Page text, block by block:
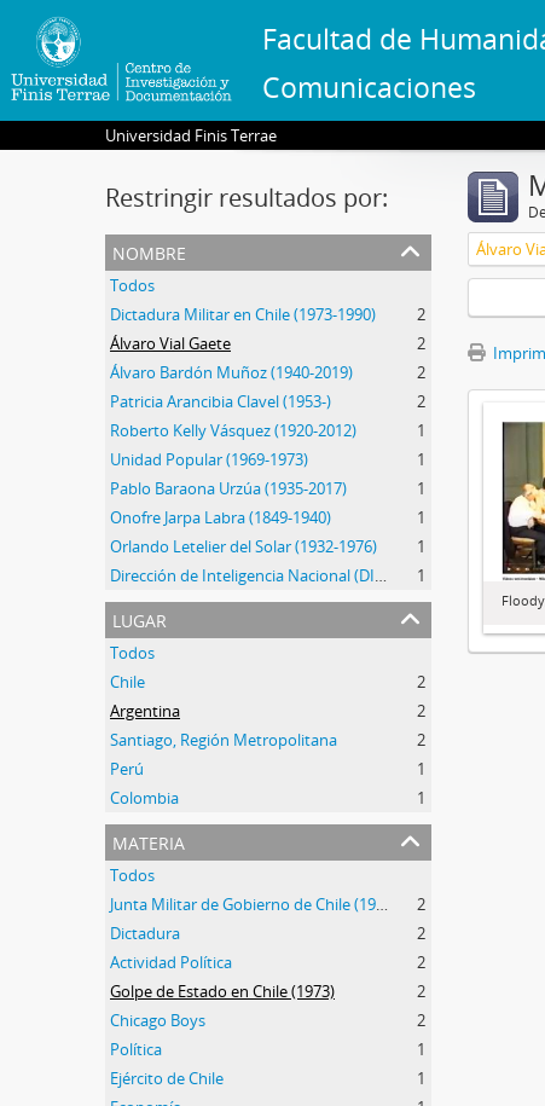
Facultad de
Comunicaciones
Universidad Finis Terrae
Restringir resultados por:
nombre
Todos
Dictadura Militar en Chile (1973-1990)
2
Álvaro Vial Gaete
2
Álvaro Bardón Muñoz (1940-2019)
2
Patricia Arancibia Clavel (1953-)
2
Roberto Kelly Vásquez (1920-2012)
1
Unidad Popular (1969-1973)
1
Pablo Baraona Urzúa (1935-2017)
1
Onofre Jarpa Labra (1849-1940)
1
Orlando Letelier del Solar (1932-1976)
1
Dirección de Inteligencia Nacional (DINA) (1974-1977)
1
lugar
Todos
Chile
2
Argentina
2
Santiago, Región Metropolitana
2
Perú
1
Colombia
1
materia
Todos
Junta Militar de Gobierno de Chile (1973-1990)
2
Dictadura
2
Actividad Política
2
Golpe de Estado en Chile (1973)
2
Chicago Boys
2
Política
1
Ejército de Chile
1
Álvaro